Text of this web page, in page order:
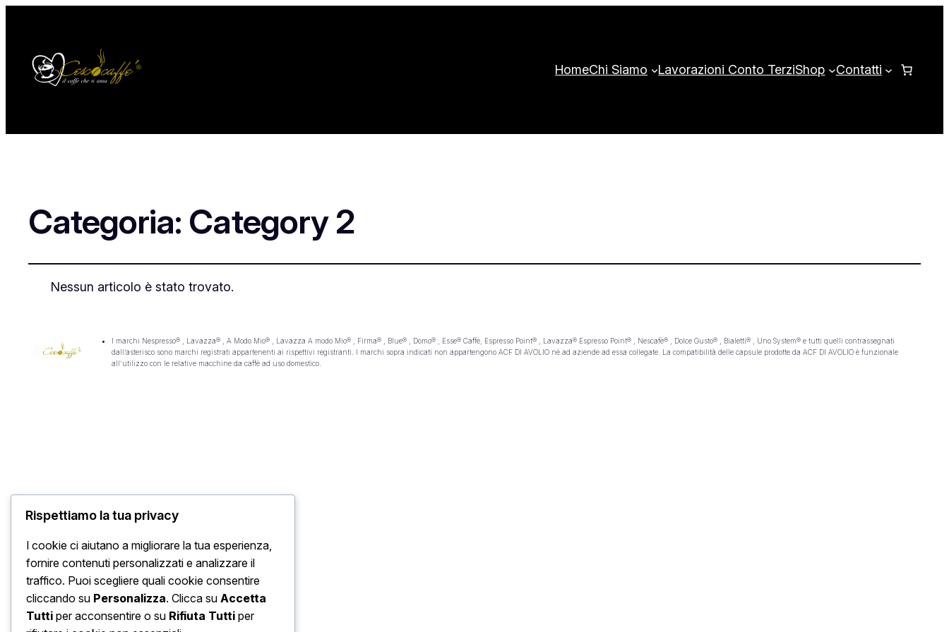
HomeChi Siamo Lavorazioni Conto TerziShop Contatti
Categoria: Category 2
Nessun articolo è stato trovato.
I marchi Nespresso® , Lavazza® , A Modo Mio® , Lavazza A modo Mio® , Firma® , Blue® , Domo® , Esse® Caffè, Espresso Point® , Lavazza® Espresso Point® , Nescafè® , Dolce Gusto® , Bialetti® , Uno System® e tutti quelli contrassegnati
dall’asterisco sono marchi registrati appartenenti ai rispettivi registranti. I marchi sopra indicati non appartengono ACF DI AVOLIO nè ad aziende ad essa collegate. La compatibilità delle capsule prodotte da ACF DI AVOLIO è funzionale
all’utilizzo con le relative macchine da caffè ad uso domestico.
Rispettiamo la tua privacy
I cookie ci aiutano a migliorare la tua esperienza,
fornire contenuti personalizzati e analizzare il
traffico. Puoi scegliere quali cookie consentire
cliccando su Personalizza. Clicca su Accetta
Tutti per acconsentire o su Rifiuta Tutti per